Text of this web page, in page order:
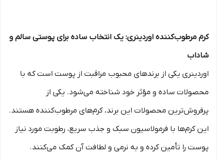
کرم مرطوب‌کننده اوردینری: یک انتخاب ساده برای پوستی سالم و
شاداب
اوردینری یکی از برندهای محبوب مراقبت از پوست است که با
محصولات ساده و مؤثر خود شناخته می‌شود. یکی از
پرفروش‌ترین محصولات این برند، کرم‌های مرطوب‌کننده هستند.
این کرم‌ها با فرمولاسیون سبک و جذب سریع، رطوبت مورد نیاز
پوست را تأمین کرده و به نرمی و لطافت آن کمک می‌کنند.